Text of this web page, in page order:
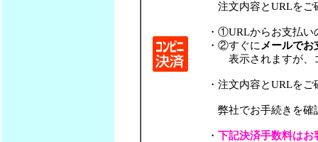
注文内容とURLをご
・①URLからお支払い
・②すぐに メールで
表示されますが、コ
・注文内容とURLをご
弊社でお手続きを確認
・ 下記決済手数料はお